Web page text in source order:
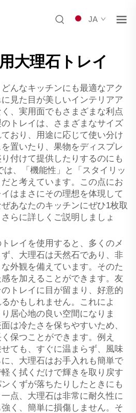
JA
大理石トレイ
んなキッチンにも最適なアク
見た目が美しいインテリアア
、実用面でもさまざまな利点
トレイは、さまざまなサイズ
おり、用途に応じて使い分け
置いたり、果物をディスプレ
付けて提供したりするのにも
は、「機能性」と「スタイリッ
と考えています。この点にお
はまさにその理想を体現して
あなたのキッチンにぜひ1枚取
らに詳しくご説明しましょ
レイを使用すると、多くのメ
、大理石は天然石であり、非
外観を備えています。そのた
を加えることができます。友
トレイに目が留まり、好意的
かもしれません。これによ
居心地の良い空間になりま
は冷たさを保ちやすいため、
保つことができます。例え
ても、すぐに温まらず、風味
、大理石はお手入れも簡単で
く拭くだけで輝きを取り戻す
くずが落ちたりしたときにも
点、大理石は非常に耐久性に
く、簡単に損傷しません。そ